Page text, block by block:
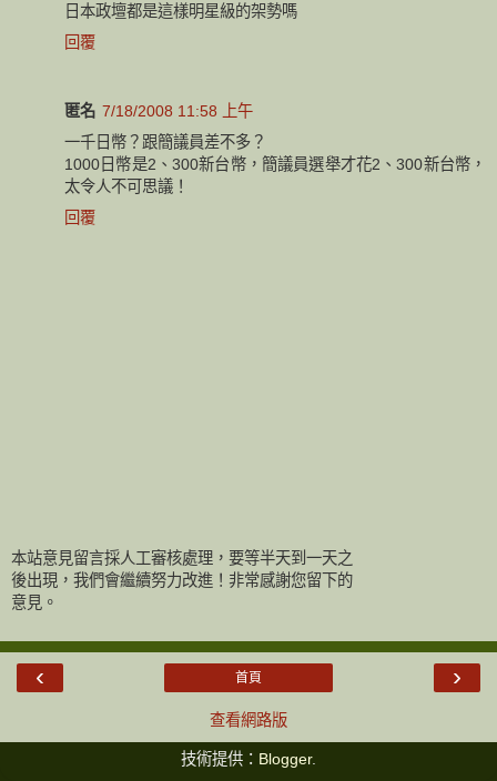
日本政壇都是這樣明星級的架勢嗎
回覆
匿名 7/18/2008 11:58 上午
一千日幣？跟簡議員差不多？
1000日幣是2、300新台幣，簡議員選舉才花2、300新台幣，
太令人不可思議！
回覆
本站意見留言採人工審核處理，要等半天到一天之
後出現，我們會繼續努力改進！非常感謝您留下的
意見。
‹ ›
首頁
查看網路版
技術提供： Blogger.